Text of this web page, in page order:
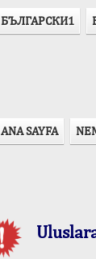
БЪЛГАРСКИ1
ANA SAYFA